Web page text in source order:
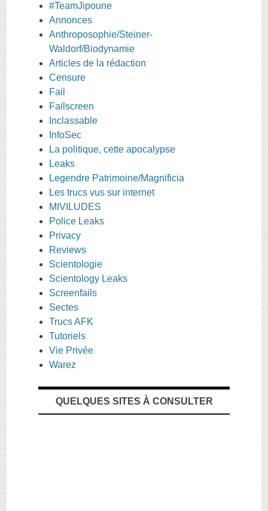
#TeamJipoune
Annonces
Anthroposophie/Steiner-
Waldorf/Biodynamie
Articles de la rédaction
Censure
Fail
Failscreen
Inclassable
InfoSec
La politique, cette apocalypse
Leaks
Legendre Patrimoine/Magnificia
Les trucs vus sur internet
MIVILUDES
Police Leaks
Privacy
Reviews
Scientologie
Scientology Leaks
Screenfails
Sectes
Trucs AFK
Tutoriels
Vie Privée
Warez
QUELQUES SITES À CONSULTER